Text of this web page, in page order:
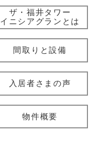
ザ・福井タワー
イニシアグランとは
間取りと設備
入居者さまの声
物件概要